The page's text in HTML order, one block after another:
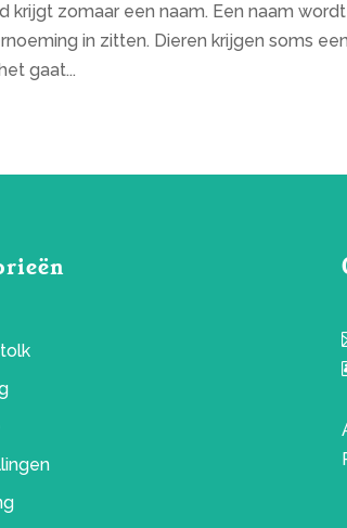
krijgt zomaar een naam. Een naam wordt
in zitten. Dieren krijgen soms
gaat...